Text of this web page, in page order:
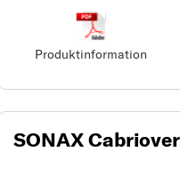
Produktinformation
SONAX